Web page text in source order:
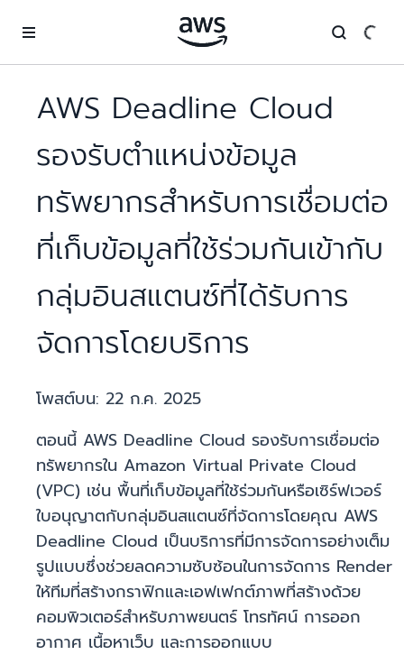
AWS Deadline Cloud
รองรับตำแหน่งข้อมูล
ทรัพยากรสำหรับการเชื่อมต่อ
ที่เก็บข้อมูลที่ใช้ร่วมกันเข้ากับ
กลุ่มอินสแตนซ์ที่ได้รับการ
จัดการโดยบริการ
โพสต์บน: 22 ก.ค. 2025
ตอนนี้ AWS Deadline Cloud รองรับการเชื่อมต่อ
ทรัพยากรใน Amazon Virtual Private Cloud
(VPC) เช่น พื้นที่เก็บข้อมูลที่ใช้ร่วมกันหรือเซิร์ฟเวอร์
ใบอนุญาตกับกลุ่มอินสแตนซ์ที่จัดการโดยคุณ AWS
Deadline Cloud เป็นบริการที่มีการจัดการอย่างเต็ม
รูปแบบซึ่งช่วยลดความซับซ้อนในการจัดการ Render
ให้ทีมที่สร้างกราฟิกและเอฟเฟกต์ภาพที่สร้างด้วย
คอมพิวเตอร์สำหรับภาพยนตร์ โทรทัศน์ การออก
อากาศ เนื้อหาเว็บ และการออกแบบ